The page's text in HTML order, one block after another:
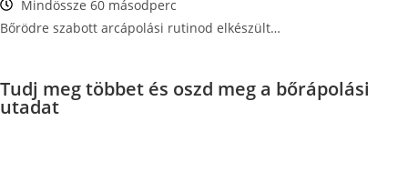
Mindössze 60 másodperc
Bőrödre szabott arcápolási rutinod elkészült…
Tudj meg többet és oszd meg a bőrápolási
utadat